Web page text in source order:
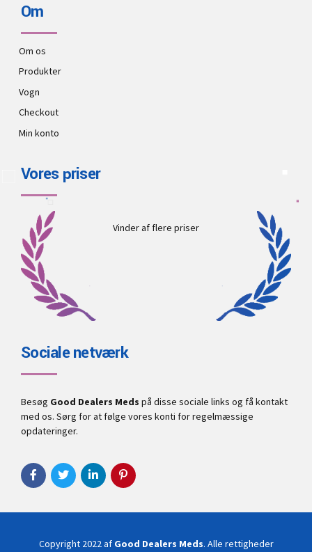
Om
Om os
Produkter
Vogn
Checkout
Min konto
Vores priser
Vinder af flere priser
Sociale netværk
Besøg Good Dealers Meds på disse sociale links og få kontakt
med os. Sørg for at følge vores konti for regelmæssige
opdateringer.
Copyright 2022 af Good Dealers Meds. Alle rettigheder